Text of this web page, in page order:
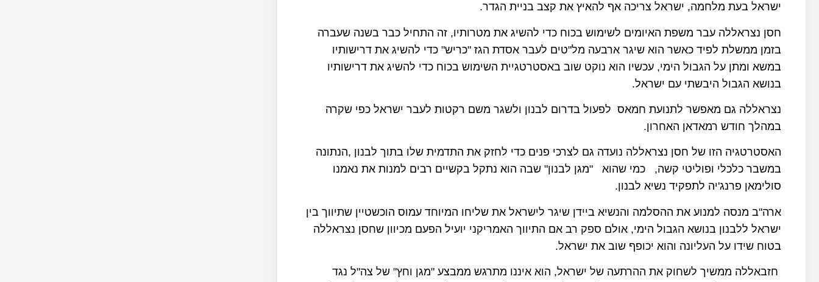
ישראל בעת מלחמה, ישראל צריכה אף להאיץ את קצב בניית הגדר.
חסן נצראללה עבר משפת האיומים לשימוש בכוח כדי להשיג את מטרותיו, זה התחיל כבר בשנה שעברה
בזמן ממשלת לפיד כאשר הוא שיגר ארבעה מל"טים לעבר אסדת הגז "כריש" כדי להשיג את דרישותיו
במשא ומתן על הגבול הימי, עכשיו הוא נוקט שוב באסטרטגיית השימוש בכוח כדי להשיג את דרישותיו
בנושא הגבול היבשתי עם ישראל.
נצראללה גם מאפשר לתנועת חמאס לפעול בדרום לבנון ולשגר משם רקטות לעבר ישראל כפי שקרה
במהלך חודש רמאדאן האחרון.
האסטרטגיה הזו של חסן נצראללה נועדה גם לצרכי פנים כדי לחזק את התדמית שלו בתוך לבנון ,הנתונה
במשבר כלכלי ופוליטי קשה, כמי שהוא "מגן לבנון" שבה הוא נתקל בקשיים רבים למנות את נאמנו
סולימאן פרנג'יה לתפקיד נשיא לבנון.
ארה"ב מנסה למנוע את ההסלמה והנשיא ביידן שיגר לישראל את שליחו המיוחד עמוס הוכשטיין שתיווך בין
ישראל ללבנון בנושא הגבול הימי, אולם ספק רב אם התיווך האמריקני יועיל הפעם מכיוון שחסן נצראללה
בטוח שידו על העליונה והוא יכופף שוב את ישראל.
חזבאללה ממשיך לשחוק את ההרתעה של ישראל, הוא איננו מתרגש ממבצע "מגן וחץ" של צה"ל נגד